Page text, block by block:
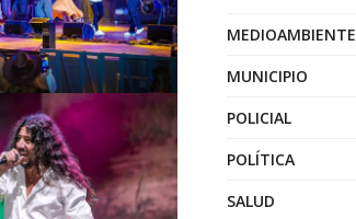
MEDIOAMBIENTE
MUNICIPIO
POLICIAL
POLÍTICA
SALUD